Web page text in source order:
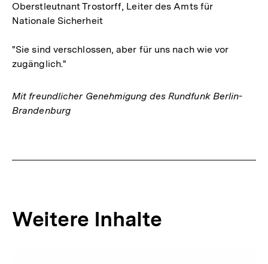
Oberstleutnant Trostorff, Leiter des Amts für
Nationale Sicherheit
"Sie sind verschlossen, aber für uns nach wie vor
zugänglich."
Mit freundlicher Genehmigung des Rundfunk Berlin-
Brandenburg
Weitere Inhalte